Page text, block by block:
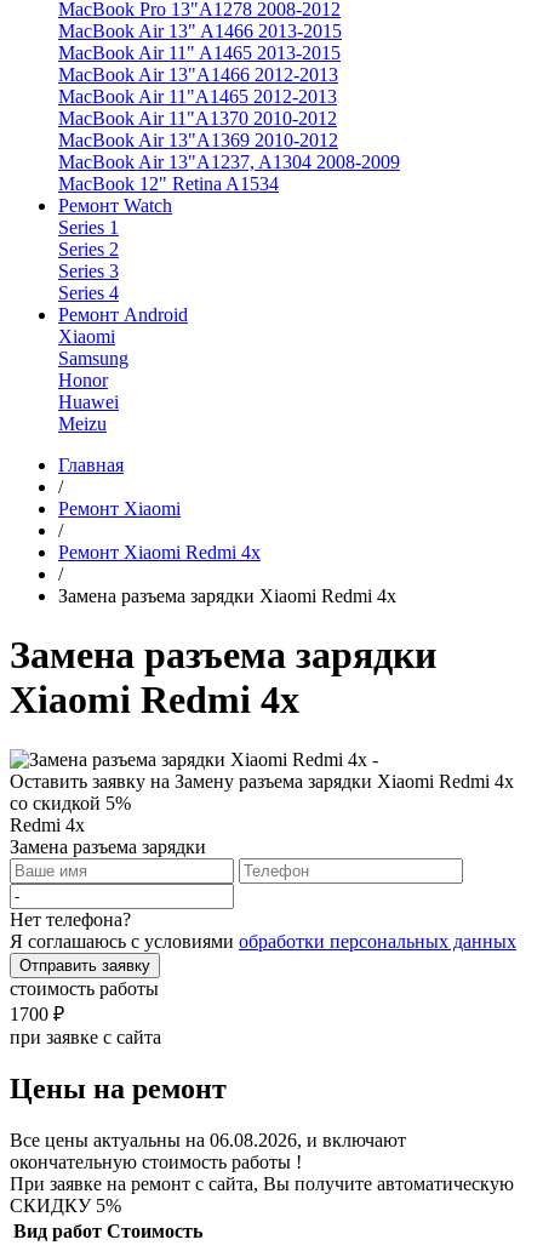
MacBook Pro 13"A1278 2008-2012
MacBook Air 13" A1466 2013-2015
MacBook Air 11" A1465 2013-2015
MacBook Air 13"A1466 2012-2013
MacBook Air 11"A1465 2012-2013
MacBook Air 11"A1370 2010-2012
MacBook Air 13"A1369 2010-2012
MacBook Air 13"A1237, A1304 2008-2009
MacBook 12" Retina A1534
Ремонт Watch
Series 1
Series 2
Series 3
Series 4
Ремонт Android
Xiaomi
Samsung
Honor
Huawei
Meizu
Главная
/
Ремонт Xiaomi
/
Ремонт Xiaomi Redmi 4x
/
Замена разъема зарядки Xiaomi Redmi 4x
Замена разъема зарядки
Xiaomi Redmi 4x
Оставить заявку на Замену разъема зарядки Xiaomi Redmi 4x
со скидкой 5%
Redmi 4x
Замена разъема зарядки
Нет телефона?
Я соглашаюсь с условиями обработки персональных данных
Отправить заявку
стоимость работы
1700 ₽
при заявке с сайта
Цены на ремонт
Все цены актуальны на 06.08.2026, и включают
окончательную стоимость работы !
При заявке на ремонт с сайта, Вы получите автоматическую
СКИДКУ 5%
Вид работ Стоимость